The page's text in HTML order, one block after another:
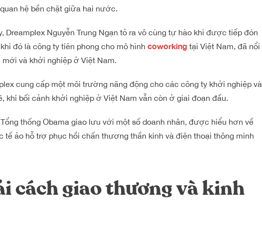
hệ bền chặt giữa hai nước.
Dreamplex Nguyễn Trung Ngạn tỏ ra vô cùng tự hào khi được tiếp đón
đó là công ty tiên phong cho mô hình coworking tại Việt Nam, đã nổi
và khởi nghiệp ở Việt Nam.
cung cấp một môi trường năng động cho các công ty khởi nghiệp và
khi bối cảnh khởi nghiệp ở Việt Nam vẫn còn ở giai đoạn đầu.
thống Obama giao lưu với một số doanh nhân, được hiểu hơn về
ảo hỗ trợ phục hồi chấn thương thần kinh và điện thoại thông minh
cách giao thương và kinh